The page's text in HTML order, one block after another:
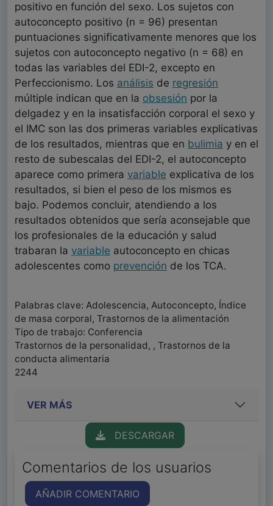
positivo en función del sexo. Los sujetos con
autoconcepto positivo (n = 96) presentan
puntuaciones significativamente menores que los
sujetos con autoconcepto negativo (n = 68) en
todas las variables del EDI-2, excepto en
Perfeccionismo. Los análisis de regresión
múltiple indican que en la obsesión por la
delgadez y en la insatisfacción corporal el sexo y
el IMC son las dos primeras variables explicativas
de los resultados, mientras que en bulimia y en el
resto de subescalas del EDI-2, el autoconcepto
aparece como primera variable explicativa de los
resultados, si bien el peso de los mismos es
bajo. Podemos concluir, atendiendo a los
resultados obtenidos que sería aconsejable que
los profesionales de la educación y salud
trabaran la variable autoconcepto en chicas
adolescentes como prevención de los TCA.
Palabras clave: Adolescencia, Autoconcepto, Índice
de masa corporal, Trastornos de la alimentación
Tipo de trabajo: Conferencia
Trastornos de la personalidad, , Trastornos de la
conducta alimentaria
2244
VER MÁS
DESCARGAR
Comentarios de los usuarios
AÑADIR COMENTARIO